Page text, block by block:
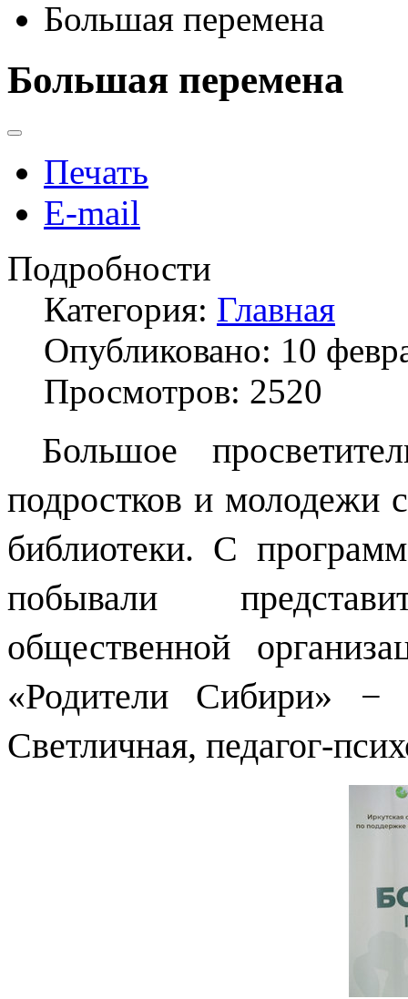
Большая перемена
Большая перемена
Печать
E-mail
Подробности
Категория: Главная
Опубликовано: 10
Просмотров: 2520
Большое
подростков и молодежи
библиотеки. С
побывали
общественной
«Родители Сибири»
Светличная, педагог-